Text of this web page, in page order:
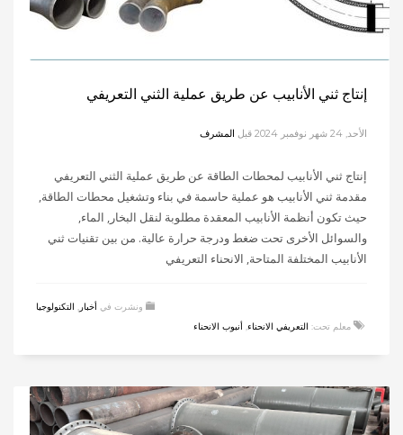
إنتاج ثني الأنابيب عن طريق عملية الثني التعريفي
الأحد, 24 شهر نوفمبر 2024 قبل المشرف
إنتاج ثني الأنابيب لمحطات الطاقة عن طريق عملية الثني التعريفي
مقدمة ثني الأنابيب هو عملية حاسمة في بناء وتشغيل محطات الطاقة,
حيث تكون أنظمة الأنابيب المعقدة مطلوبة لنقل البخار, الماء,
والسوائل الأخرى تحت ضغط ودرجة حرارة عالية. من بين تقنيات ثني
الأنابيب المختلفة المتاحة, الانحناء التعريفي
ونشرت في أخبار , التكنولوجيا
معلم تحت: التعريفي الانحناء, أنبوب الانحناء